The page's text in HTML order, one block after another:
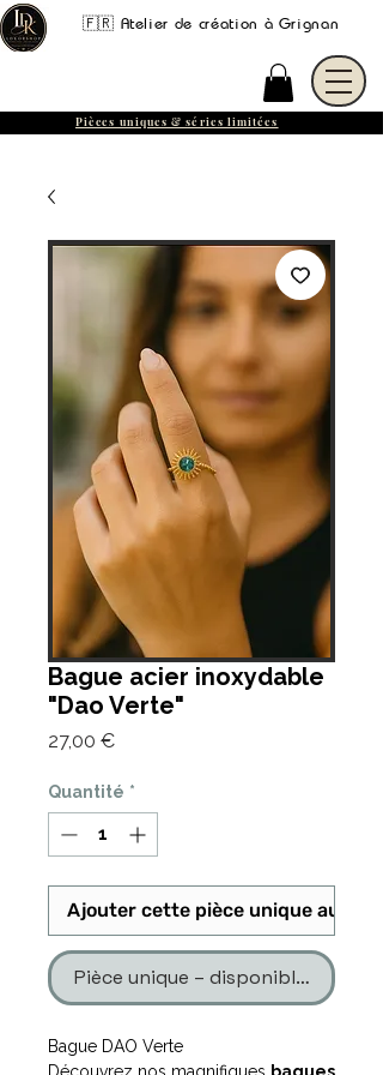
🇫🇷 Atelier de création à Grignan
Pièces uniques & séries limitées
Bague acier inoxydable
"Dao Verte"
27,00 €Prix
Quantité *
Ajouter cette pièce unique au
Pièce unique – disponible en un
Bague DAO Verte